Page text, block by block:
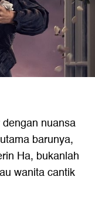
nuansa
barunya,
Ha, bukanlah
wanita cantik